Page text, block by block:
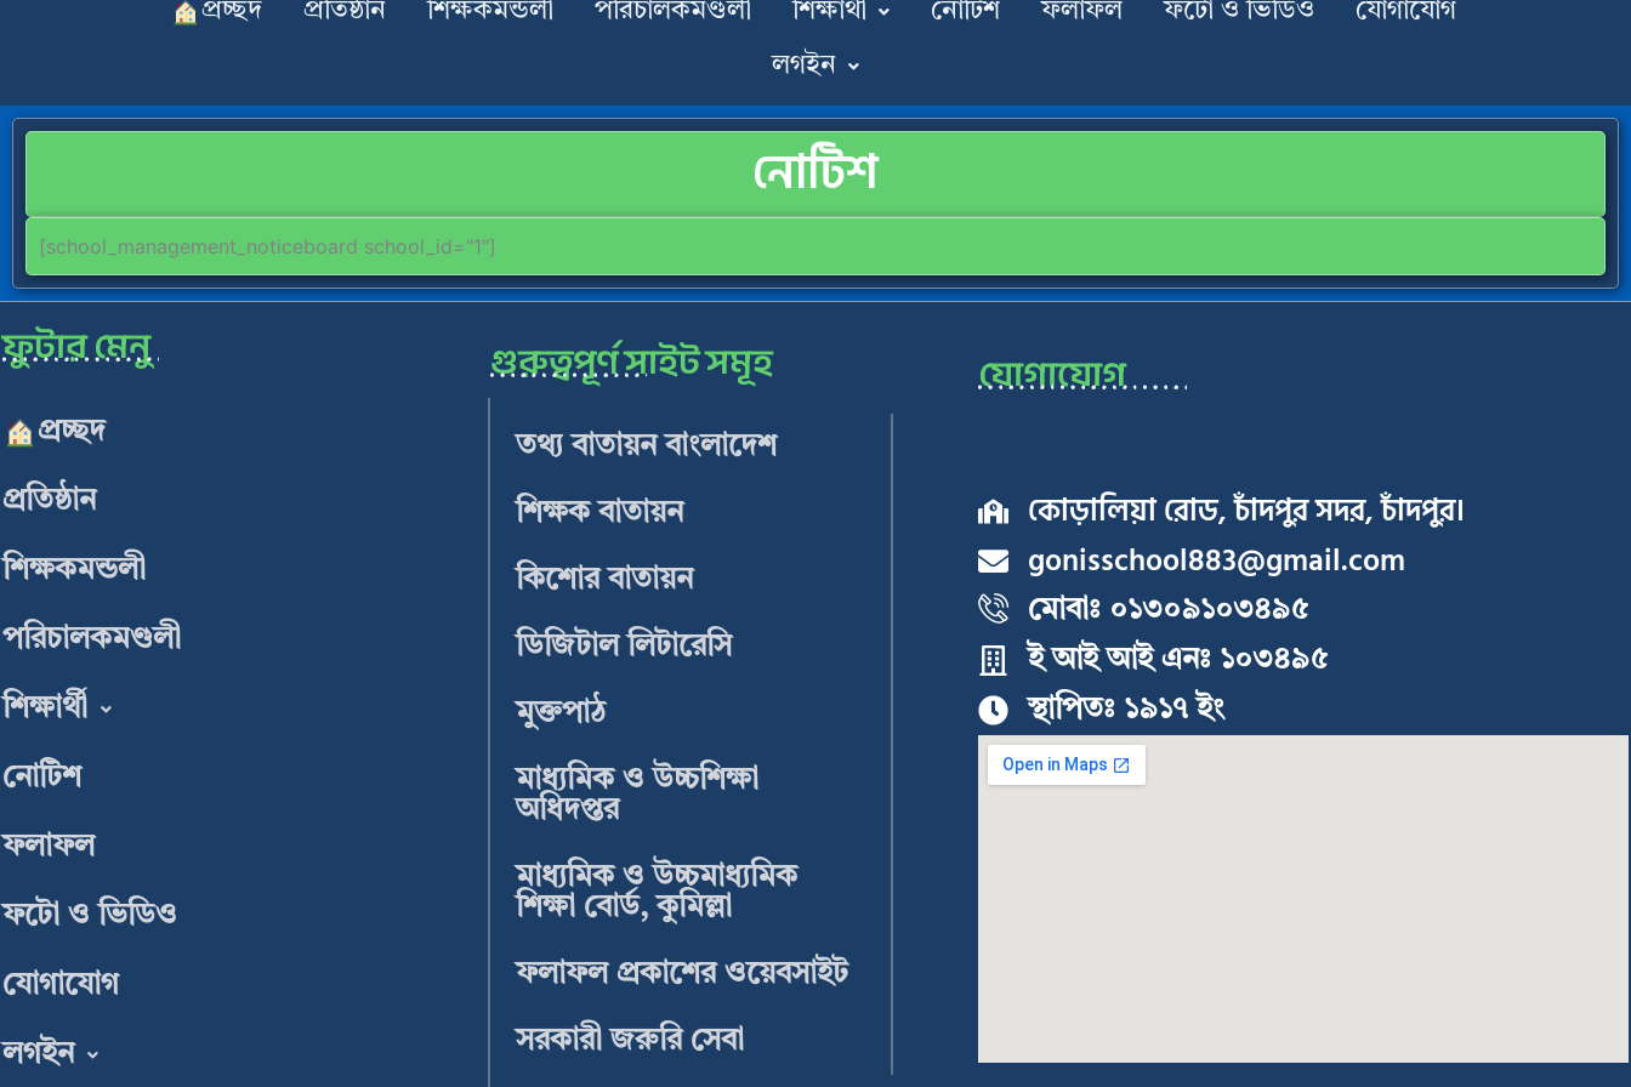
প্রচ্ছদ প্রতিষ্ঠান শিক্ষকমন্ডলী পরিচালকমণ্ডলী শিক্ষার্থী নোটিশ ফলাফল ফটো ও ভিডিও যোগাযোগ
লগইন
নোটিশ
[school_management_noticeboard school_id="1"]
ফুটার মেনু
প্রচ্ছদ
প্রতিষ্ঠান
শিক্ষকমন্ডলী
পরিচালকমণ্ডলী
শিক্ষার্থী
নোটিশ
ফলাফল
ফটো ও ভিডিও
যোগাযোগ
লগইন
গুরুত্বপূর্ণ সাইট সমূহ
তথ্য বাতায়ন বাংলাদেশ
শিক্ষক বাতায়ন
কিশোর বাতায়ন
ডিজিটাল লিটারেসি
মুক্তপাঠ
মাধ্যমিক ও উচ্চশিক্ষা
অধিদপ্তর
মাধ্যমিক ও উচ্চমাধ্যমিক
শিক্ষা বোর্ড, কুমিল্লা
ফলাফল প্রকাশের ওয়েবসাইট
সরকারী জরুরি সেবা
যোগাযোগ
কোড়ালিয়া রোড, চাঁদপুর সদর, চাঁদপুর।
gonisschool883@gmail.com
মোবাঃ ০১৩০৯১০৩৪৯৫
ই আই আই এনঃ ১০৩৪৯৫
স্থাপিতঃ ১৯১৭ ইং